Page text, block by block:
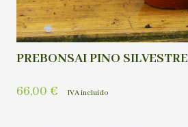
PREBONSAI PINO SILVESTRE
66,00 € IVA incluído